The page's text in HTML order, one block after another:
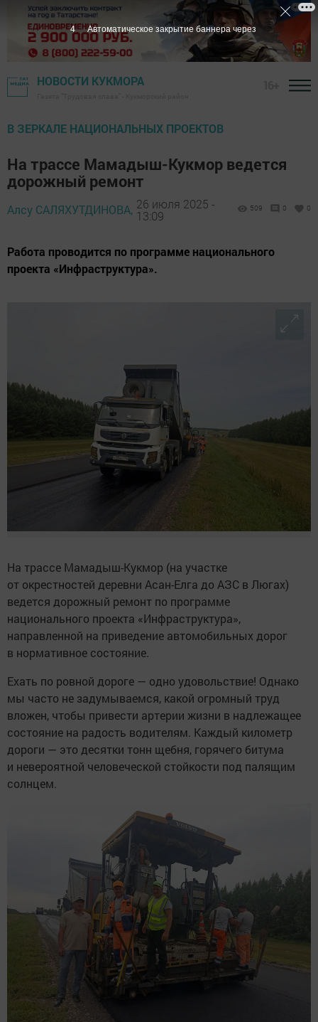
НОВОСТИ КУКМОРА
В ЗЕРКАЛЕ НАЦИОНАЛЬНЫХ ПРОЕКТОВ
На трассе Мамадыш-Кукмор ведется
дорожный ремонт
Алсу САЛЯХУТДИНОВА, 26 июля 2025 -
13:09
509 0 0
Работа проводится по программе национального
проекта «Инфраструктура».
На трассе Мамадыш-Кукмор (на участке
от окрестностей деревни Асан-Елга до АЗС в Люгах)
ведется дорожный ремонт по программе
национального проекта «Инфраструктура»,
направленной на приведение автомобильных дорог
в нормативное состояние.
Ехать по ровной дороге — одно удовольствие! Однако
мы часто не задумываемся, какой огромный труд
вложен, чтобы привести артерии жизни в надлежащее
состояние на радость водителям. Каждый километр
дороги — это десятки тонн щебня, горячего битума
и невероятной человеческой стойкости под палящим
солнцем.
2 Автоматическое закрытие баннера через